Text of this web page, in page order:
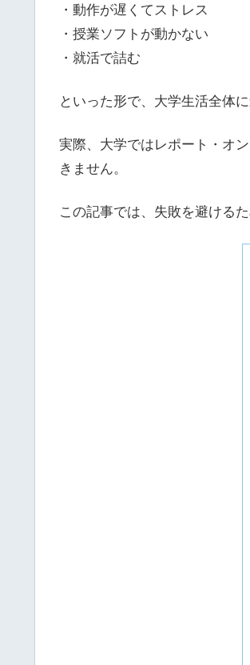
・動作が遅くてストレス
・授業ソフトが動かない
・就活で詰む
といった形で、大学生活全体に
実際、大学ではレポート・オ
きません。
この記事では、失敗を避ける